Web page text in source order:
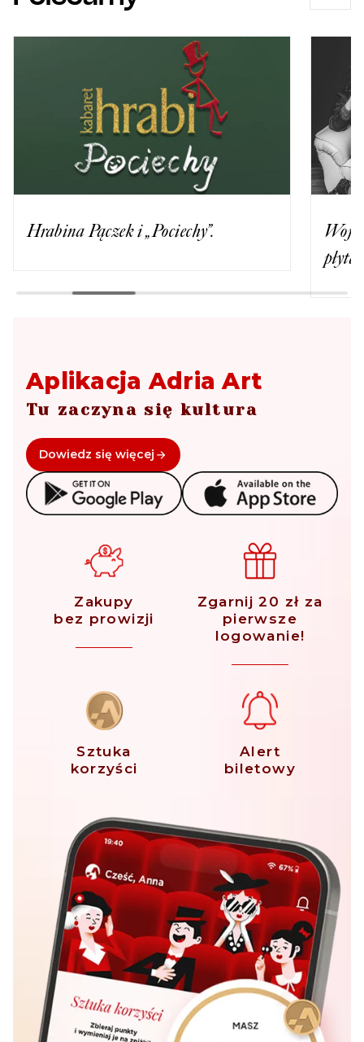
Hrabina Pączek i „Pociechy”.
Aplikacja Adria Art
Tu zaczyna się kultura
Dowiedz się więcej
Zakupy
bez prowizji
Zgarnij 20 zł za
pierwsze
logowanie!
Sztuka
korzyści
Alert
biletowy